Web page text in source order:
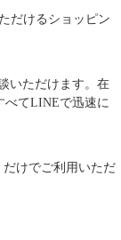
だけるショッピン
いただけます。在
べてLINEで迅速に
けでご利用いただ